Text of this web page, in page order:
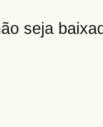
seja